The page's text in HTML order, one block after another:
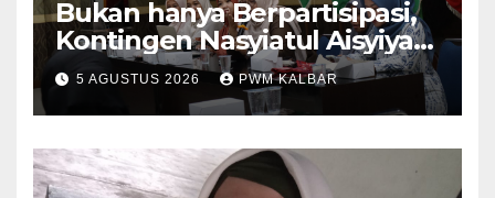
Bukan hanya Berpartisipasi,
Kontingen Nasyiatul Aisyiyah
Kalbar Perjuangkan Program
di Muktamar XV
5 AGUSTUS 2026 PWM KALBAR